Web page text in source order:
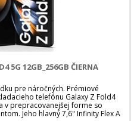
5G 12GB_256GB ČIERNA
pre náročných. Prémiové
telefónu Galaxy Z Fold4
v prepracovanejšej forme so
Jeho hlavný 7,6" Infinity Flex A